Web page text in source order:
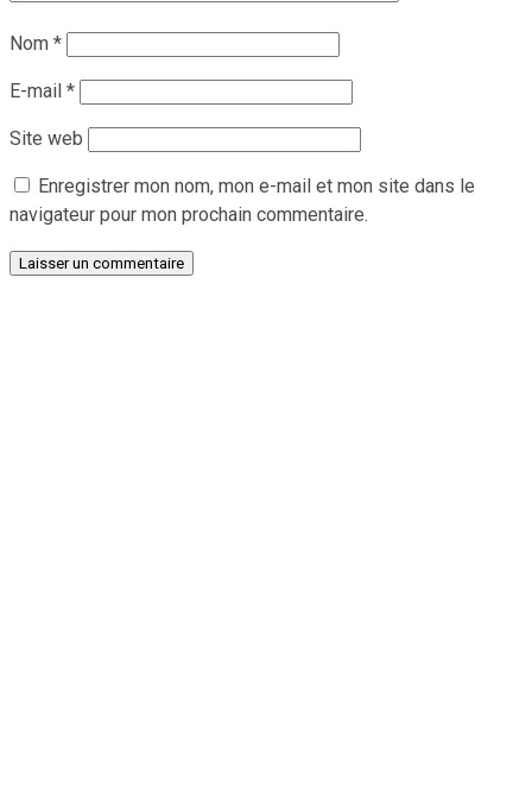
Nom *
E-mail *
Site web
Enregistrer mon nom, mon e-mail et mon site dans le
navigateur pour mon prochain commentaire.